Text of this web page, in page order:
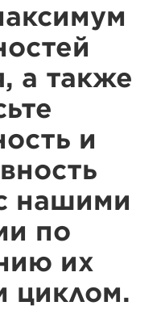
а также
и
нашими
по
их
циклом.